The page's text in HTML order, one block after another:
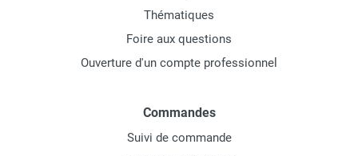
Thématiques
Foire aux questions
Ouverture d'un compte professionnel
Commandes
Suivi de commande